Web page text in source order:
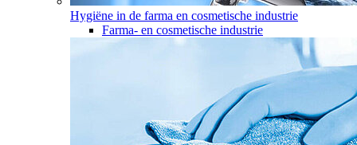
Hygiëne in de farma en cosmetische industrie
Farma- en cosmetische industrie